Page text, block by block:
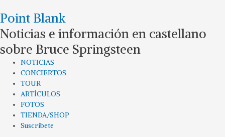
al
Point Blank
Noticias e información en castellano
sobre Bruce Springsteen
NOTICIAS
CONCIERTOS
TOUR
ARTÍCULOS
FOTOS
TIENDA/SHOP
Suscríbete